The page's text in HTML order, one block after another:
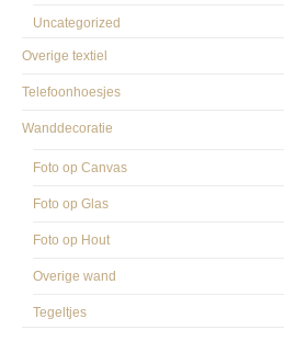
Uncategorized
Overige textiel
Telefoonhoesjes
Wanddecoratie
Foto op Canvas
Foto op Glas
Foto op Hout
Overige wand
Tegeltjes